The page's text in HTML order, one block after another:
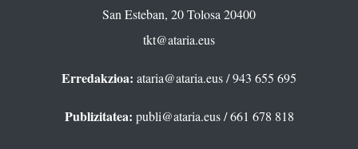
San Esteban, 20 Tolosa 20400
tkt@ataria.eus
Erredakzioa: ataria@ataria.eus/ 943 655 695
Publizitatea: publi@ataria.eus/ 661 678 818